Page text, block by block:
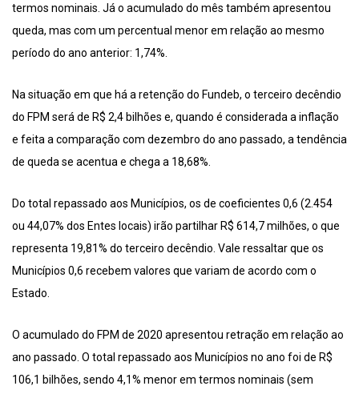
termos nominais. Já o acumulado do mês também apresentou
queda, mas com um percentual menor em relação ao mesmo
período do ano anterior: 1,74%.
Na situação em que há a retenção do Fundeb, o terceiro decêndio
do FPM será de R$ 2,4 bilhões e, quando é considerada a inflação
e feita a comparação com dezembro do ano passado, a tendência
de queda se acentua e chega a 18,68%.
Do total repassado aos Municípios, os de coeficientes 0,6 (2.454
ou 44,07% dos Entes locais) irão partilhar R$ 614,7 milhões, o que
representa 19,81% do terceiro decêndio. Vale ressaltar que os
Municípios 0,6 recebem valores que variam de acordo com o
Estado.
O acumulado do FPM de 2020 apresentou retração em relação ao
ano passado. O total repassado aos Municípios no ano foi de R$
106,1 bilhões, sendo 4,1% menor em termos nominais (sem